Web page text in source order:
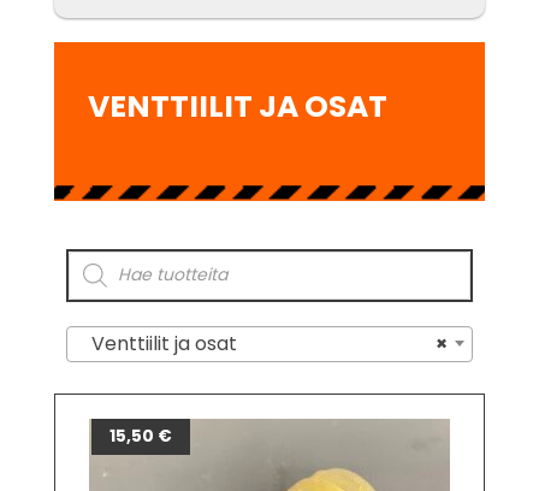
VENTTIILIT JA OSAT
×
Venttiilit ja osat
15,50 €